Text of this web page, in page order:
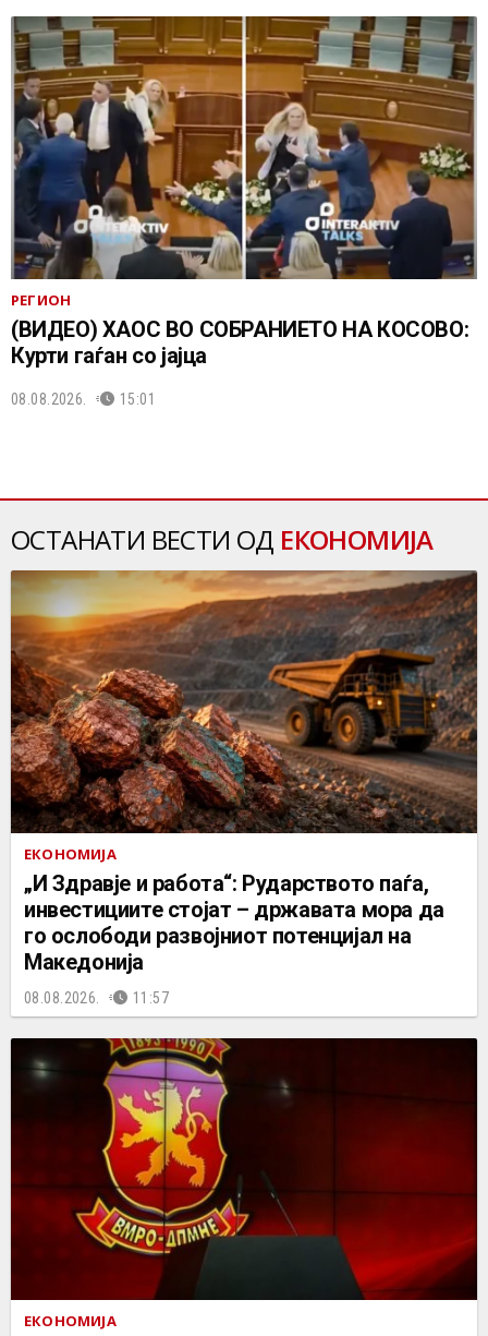
РЕГИОН
(ВИДЕО) ХАОС ВО СОБРАНИЕТО НА КОСОВО:
Курти гаѓан со јајца
08.08.2026. 15:01
ОСТАНАТИ ВЕСТИ ОД ЕКОНОМИЈА
ЕКОНОМИЈА
„И Здравје и работа“: Рударството паѓа,
инвестициите стојат – државата мора да
го ослободи развојниот потенцијал на
Македонија
08.08.2026. 11:57
ЕКОНОМИЈА